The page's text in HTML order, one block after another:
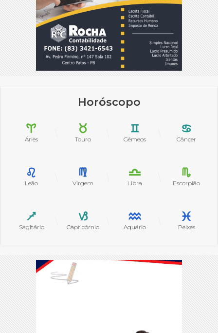
Horóscopo
Áries Touro Gêmeos Câncer
Leão Virgem Libra Escorpião
Sagitário Capricórnio Aquário Peixes